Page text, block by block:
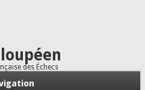
des Échecs